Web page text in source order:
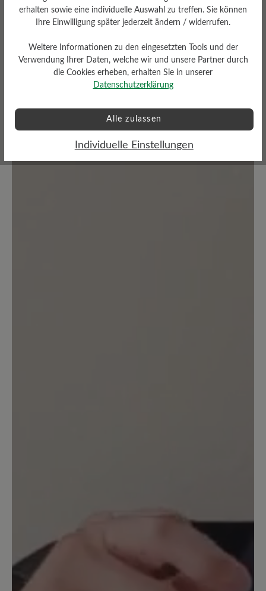
Teilen Sie Ihre Erfahrungen mit anderen
Bewertung schreiben
mit anderen.
erhalten sowie eine individuelle Auswahl zu treffen. Sie können
Ihre Einwilligung später jederzeit ändern / widerrufen.
Weitere Informationen zu den eingesetzten Tools und der
Verwendung Ihrer Daten, welche wir und unsere Partner durch
die Cookies erheben, erhalten Sie in unserer
Datenschutzerklärung
Alle zulassen
Individuelle Einstellungen